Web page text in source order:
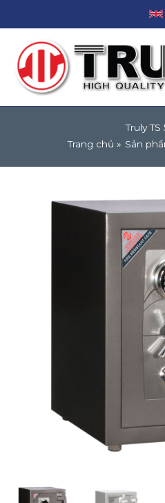
dung
Truly TS
Trang chủ
Sản